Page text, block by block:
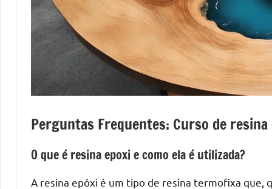
de
tampinhas
resinadas.
Perguntas Frequentes: Curso de
O que é resina epoxi e como ela é utilizada?
A resina epóxi é um tipo de resina termofixa que,